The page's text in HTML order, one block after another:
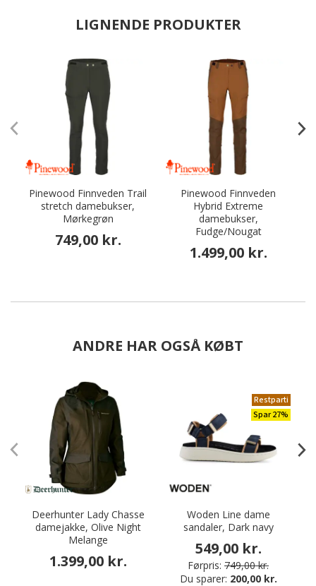
LIGNENDE PRODUKTER
Pinewood Finnveden Trail
stretch damebukser,
Mørkegrøn
749,00 kr.
Pinewood Finnveden
Hybrid Extreme
damebukser,
Fudge/Nougat
1.499,00 kr.
ANDRE HAR OGSÅ KØBT
Deerhunter Lady Chasse
damejakke, Olive Night
Melange
1.399,00 kr.
Restparti
Spar 27%
Woden Line dame
sandaler, Dark navy
549,00 kr.
Førpris: 749,00 kr.
Du sparer: 200,00 kr.